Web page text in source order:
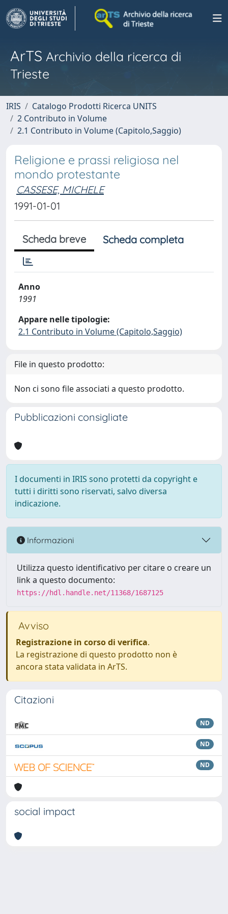
ArTS Archivio della ricerca di
Trieste
IRIS
Catalogo Prodotti Ricerca UNITS
2 Contributo in Volume
2.1 Contributo in Volume (Capitolo,Saggio)
Religione e prassi religiosa nel
mondo protestante
CASSESE, MICHELE
1991-01-01
Scheda breve Scheda completa
Anno
1991
Appare nelle tipologie:
2.1 Contributo in Volume (Capitolo,Saggio)
File in questo prodotto:
Non ci sono file associati a questo prodotto.
Pubblicazioni consigliate
I documenti in IRIS sono protetti da copyright e
tutti i diritti sono riservati, salvo diversa
indicazione.
Informazioni
Utilizza questo identificativo per citare o creare un
link a questo documento:
https://hdl.handle.net/11368/1687125
Avviso
Registrazione in corso di verifica.
La registrazione di questo prodotto non è
ancora stata validata in ArTS.
Citazioni
ND
ND
ND
social impact